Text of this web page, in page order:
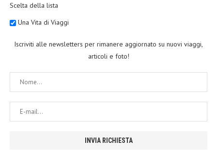
Scelta della lista
Una Vita di Viaggi
Iscriviti alle newsletters per rimanere aggiornato su nuovi viaggi,
articoli e foto!